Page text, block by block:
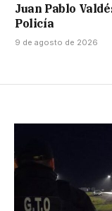
Juan Pablo
Policía
9 de agosto de 2026